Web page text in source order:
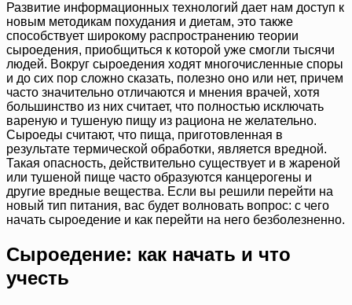
Развитие информационных технологий дает нам доступ к
новым методикам похудания и диетам, это также
способствует широкому распространению теории
сыроедения, приобщиться к которой уже смогли тысячи
людей. Вокруг сыроедения ходят многочисленные споры
и до сих пор сложно сказать, полезно оно или нет, причем
часто значительно отличаются и мнения врачей, хотя
большинство из них считает, что полностью исключать
вареную и тушеную пищу из рациона не желательно.
Сыроеды считают, что пища, приготовленная в
результате термической обработки, является вредной.
Такая опасность, действительно существует и в жареной
или тушеной пище часто образуются канцерогены и
другие вредные вещества. Если вы решили перейти на
новый тип питания, вас будет волновать вопрос: с чего
начать сыроедение и как перейти на него безболезненно.
Сыроедение: как начать и что
учесть